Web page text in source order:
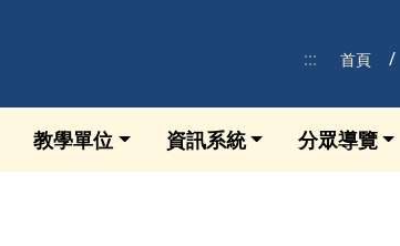
:::
首頁
教學單位 資訊系統 分眾導覽